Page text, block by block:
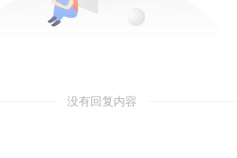
没有回复内容